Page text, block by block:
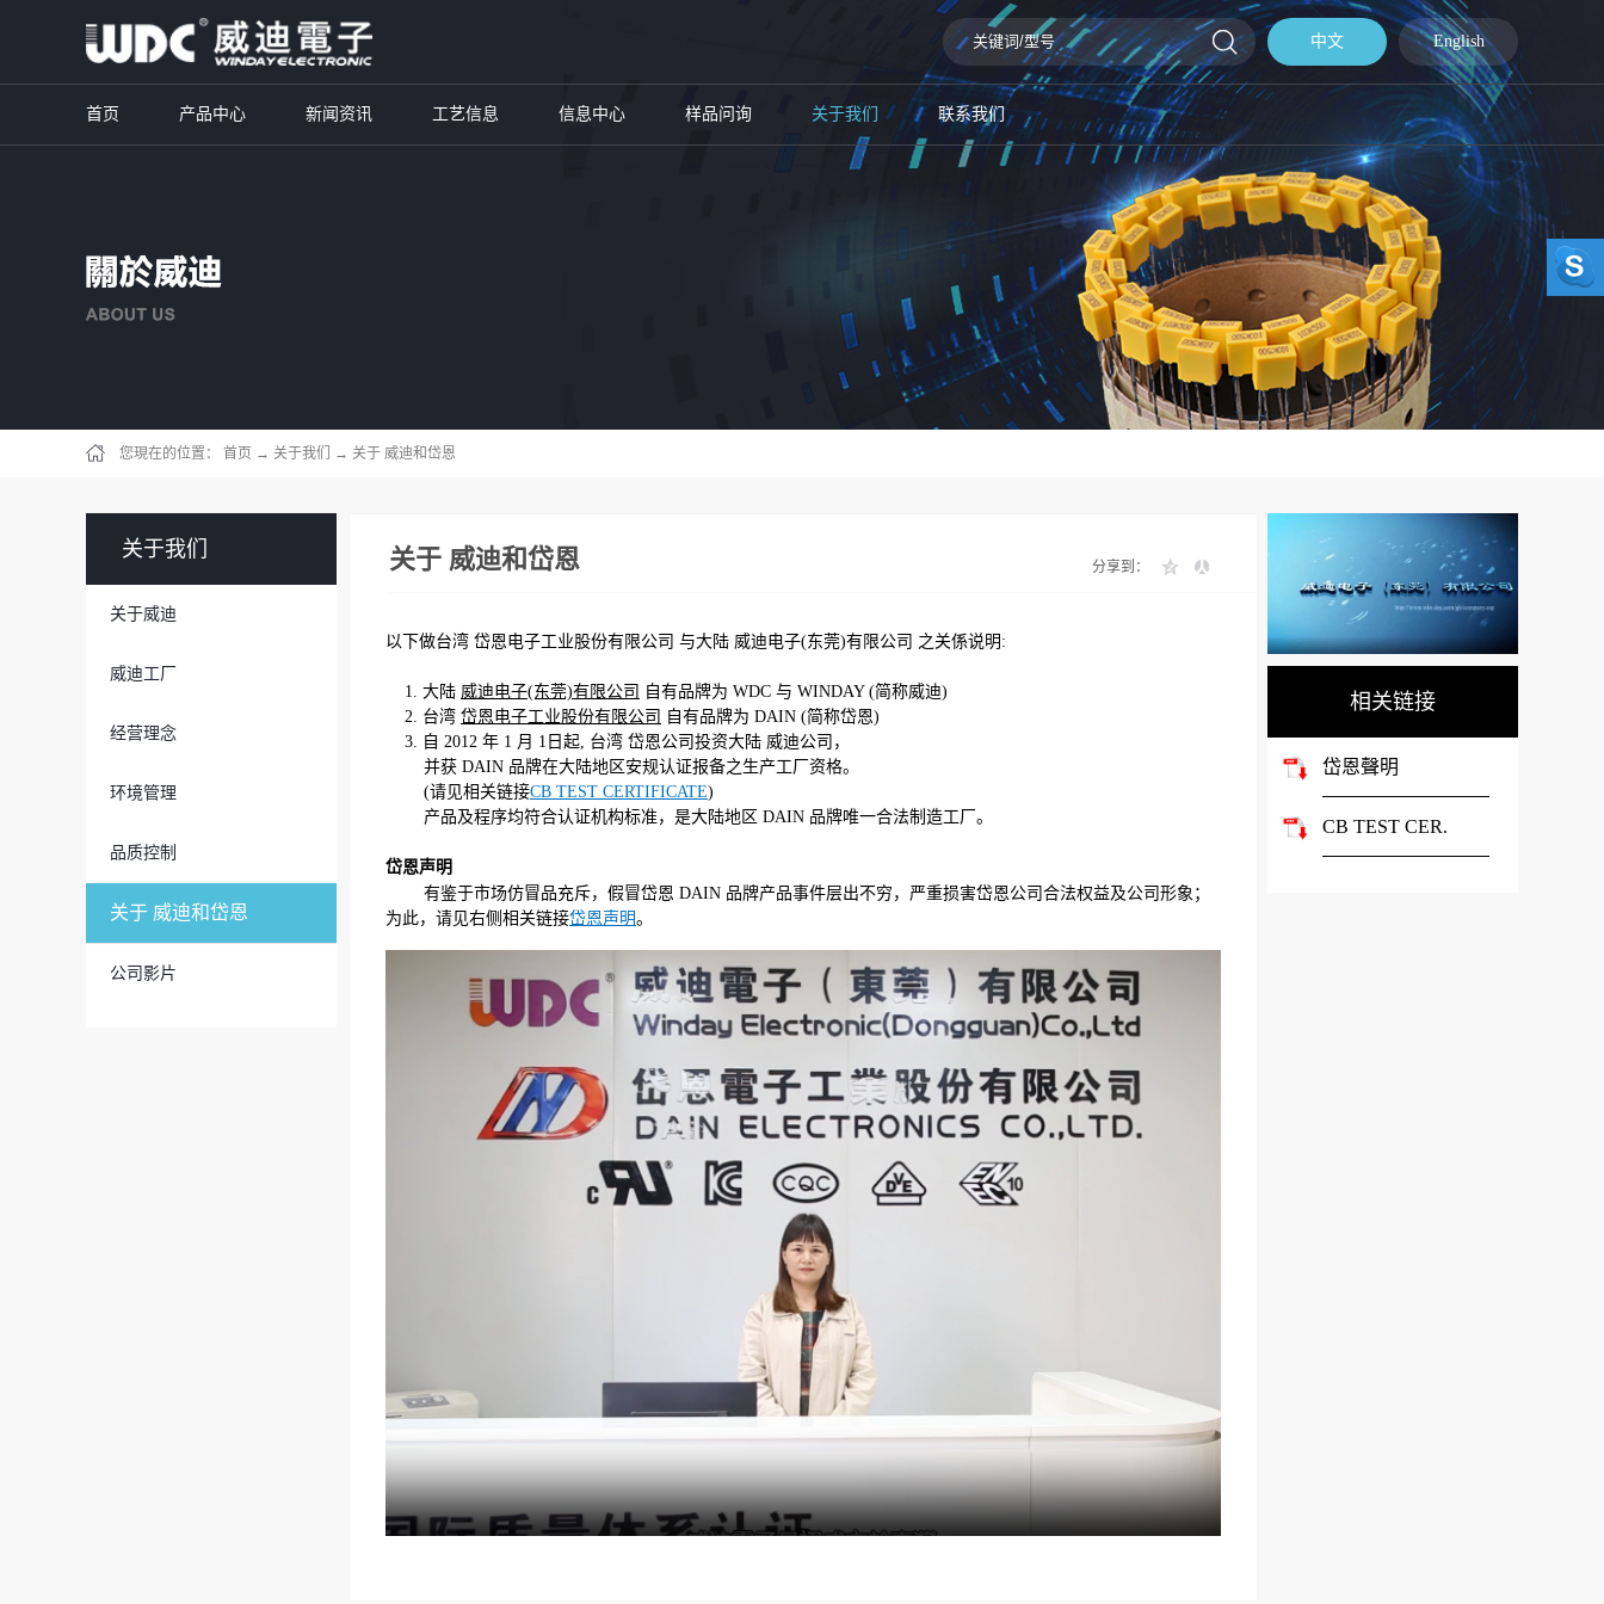
中文 English
首页 产品中心 新闻资讯 工艺信息 信息中心 样品问询 关于我们 联系我们
您現在的位置： 首页 → 关于我们 → 关于 威迪和岱恩
关于我们
关于威迪
威迪工厂
经营理念
环境管理
品质控制
关于 威迪和岱恩
公司影片
关于 威迪和岱恩 分享到：
以下做台湾 岱恩电子工业股份有限公司 与大陆 威迪电子(东莞)有限公司 之关係说明:
1. 大陆 威迪电子(东莞)有限公司
自有品牌为 WDC 与 WINDAY (简称威迪)
2. 台湾 岱恩电子工业股份有限公司
自有品牌为 DAIN (简称岱恩)
3. 自 2012 年 1 月 1日起, 台湾 岱恩公司投资大陆 威迪公司，
并获 DAIN 品牌在大陆地区安规认证报备之生产工厂资格。
(请见相关链接CB TEST CERTIFICATE)
产品及程序均符合认证机构标准，是大陆地区 DAIN 品牌唯一合法制造工厂。
岱恩声明
有鉴于市场仿冒品充斥，假冒岱恩 DAIN 品牌产品事件层出不穷，严重损害岱恩公司合法权益及公司形象；
为此，请见右侧相关链接岱恩声明。
相关链接
岱恩聲明
CB TEST CER.